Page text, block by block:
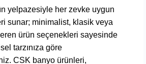
yelpazesiyle her zevke uygun
sunar; minimalist, klasik veya
ürün seçenekleri sayesinde
tarzınıza göre
CSK banyo ürünleri,